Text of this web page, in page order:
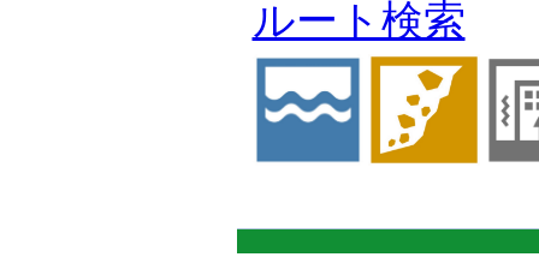
ルート検索